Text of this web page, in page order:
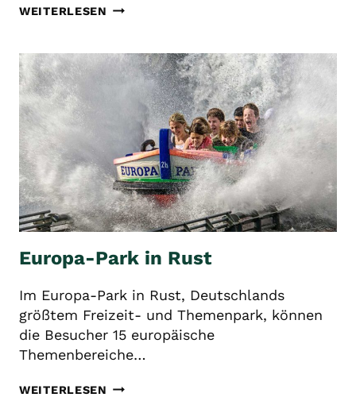
WEITERLESEN SCHWARZWALD
WOLFACH
Europa-Park in Rust
Im Europa-Park in Rust, Deutschlands
größtem Freizeit- und Themenpark, können
die Besucher 15 europäische
Themenbereiche…
WEITERLESEN EUROPA-